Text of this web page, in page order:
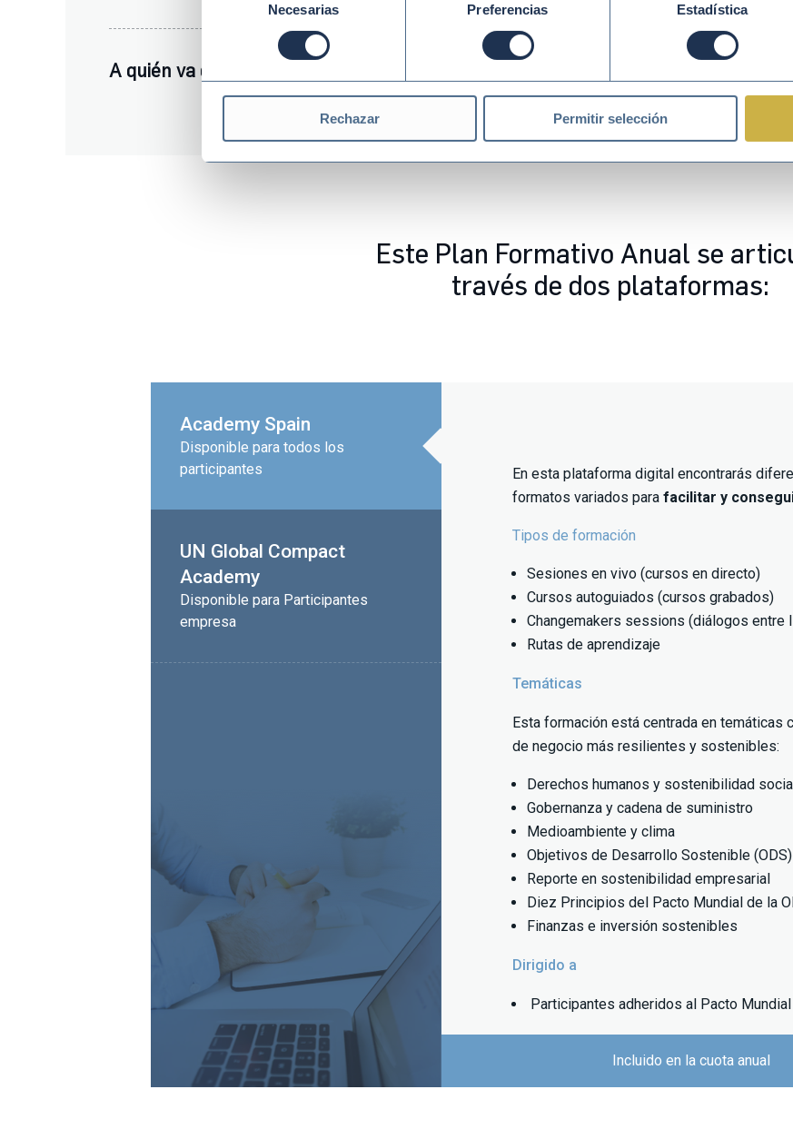
consentimiento
Necesarias Preferencias Estadística
Rechazar Permitir selección
A quién va dirigido
Empleados/as
Este Plan Formativo Anual se
través de dos plataformas:
Academy Spain
Disponible para todos los
participantes
UN Global Compact
Academy
Disponible para Participantes
empresa
En esta plataforma digital encontrarás
formatos variados para facilitar y
Tipos de formación
Sesiones en vivo (cursos en directo)
Cursos autoguiados (cursos grabados)
Changemakers sessions (diálogos entre
Rutas de aprendizaje
Temáticas
Esta formación está centrada en temáticas
de negocio más resilientes y sostenibles:
Derechos humanos y sostenibilidad
Gobernanza y cadena de suministro
Medioambiente y clima
Objetivos de Desarrollo Sostenible (ODS)
Reporte en sostenibilidad empresarial
Diez Principios del Pacto Mundial de la
Finanzas e inversión sostenibles
Dirigido a
Participantes adheridos al Pacto Mundial
Incluido en la cuota anual